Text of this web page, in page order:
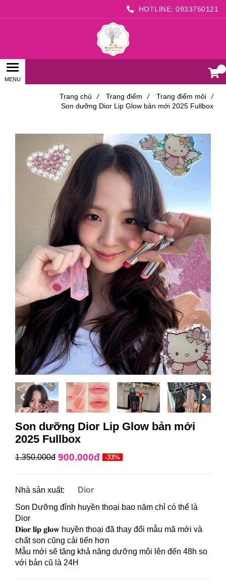
HOTLINE: 0933750121
Trang chủ / Trang điểm / Trang điểm môi
/
Son dưỡng Dior Lip Glow bản mới 2025 Fullbox
Son dưỡng Dior Lip Glow bản mới
2025 Fullbox
1.350.000đ 900.000đ -33%
Nhà sản xuất:
Dior
Son Dưỡng đỉnh huyền thoại bao năm chỉ có thể là
Dior
𝐃𝐢𝐨𝐫 𝐥𝐢𝐩 𝐠𝐥𝐨𝐰 huyền thoại đã thay đổi mẫu mã mới và
chất son cũng cải tiến hơn
Mẫu mới sẽ tăng khả năng dưỡng môi lên đến 48h so
với bản cũ là 24H